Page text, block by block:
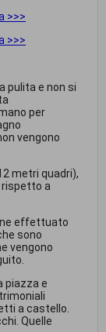
>>>
>>>
pulita e non si
per
vengono
metri quadri),
rispetto a
effettuato
sono
vengono
piazza e
a castello.
Quelle